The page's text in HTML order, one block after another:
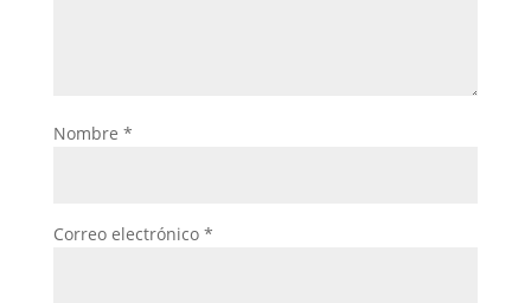
Nombre *
Correo electrónico *